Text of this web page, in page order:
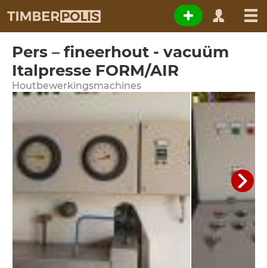
Pers – fineerhout - vacuüm
Italpresse FORM/AIR
Houtbewerkingsmachines